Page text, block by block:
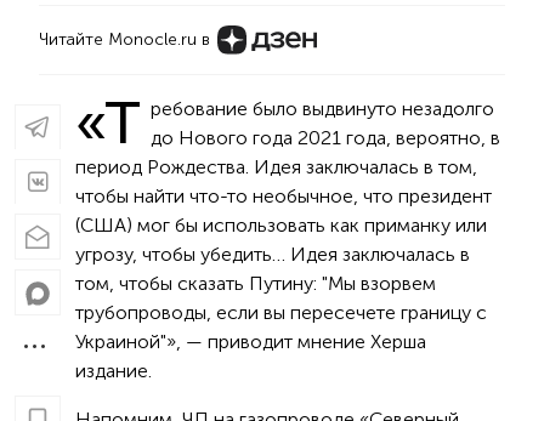
Читайте Monocle.ru в
«Т ребование было выдвинуто незадолго
до Нового года 2021 года, вероятно, в
период Рождества. Идея заключалась в том,
чтобы найти что-то необычное, что президент
(США) мог бы использовать как приманку или
угрозу, чтобы убедить… Идея заключалась в
том, чтобы сказать Путину: "Мы взорвем
трубопроводы, если вы пересечете границу с
Украиной"», — приводит мнение Херша
издание.